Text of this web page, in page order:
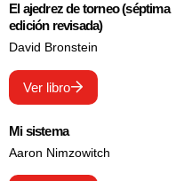
El ajedrez de torneo (séptima
edición revisada)
David Bronstein
Ver libro
Mi sistema
Aaron Nimzowitch